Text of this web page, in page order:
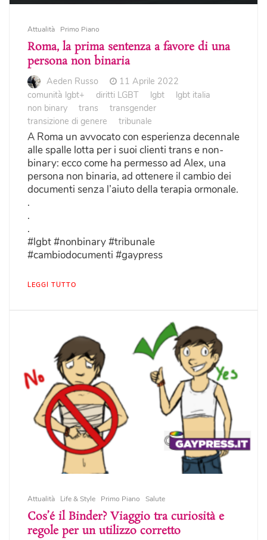
Attualità Primo Piano
Roma, la prima sentenza a favore di una
persona non binaria
Aeden Russo
11 Aprile 2022
comunità lgbt+
diritti LGBT lgbt
lgbt italia
non binary
trans
transgender
transizione di genere
tribunale
A Roma un avvocato con esperienza decennale
alle spalle lotta per i suoi clienti trans e non-
binary: ecco come ha permesso ad Alex, una
persona non binaria, ad ottenere il cambio dei
documenti senza l’aiuto della terapia ormonale.
.
.
.
#lgbt #nonbinary #tribunale
#cambiodocumenti #gaypress
LEGGI TUTTO
Attualità Life & Style Primo Piano Salute
Cos’é il Binder? Viaggio tra curiosità e
regole per un utilizzo corretto